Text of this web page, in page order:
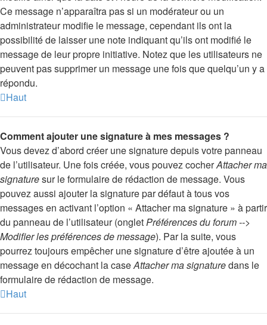
Ce message n’apparaîtra pas si un modérateur ou un
administrateur modifie le message, cependant ils ont la
possibilité de laisser une note indiquant qu’ils ont modifié le
message de leur propre initiative. Notez que les utilisateurs ne
peuvent pas supprimer un message une fois que quelqu’un y a
répondu.
Haut
Comment ajouter une signature à mes messages ?
Vous devez d’abord créer une signature depuis votre panneau
de l’utilisateur. Une fois créée, vous pouvez cocherAttacher ma
signaturesur le formulaire de rédaction de message. Vous
pouvez aussi ajouter la signature par défaut à tous vos
messages en activant l’option « Attacher ma signature » à partir
du panneau de l’utilisateur (ongletPréférences du forum -->
Modifier les préférences de message). Par la suite, vous
pourrez toujours empêcher une signature d’être ajoutée à un
message en décochant la caseAttacher ma signaturedans le
formulaire de rédaction de message.
Haut